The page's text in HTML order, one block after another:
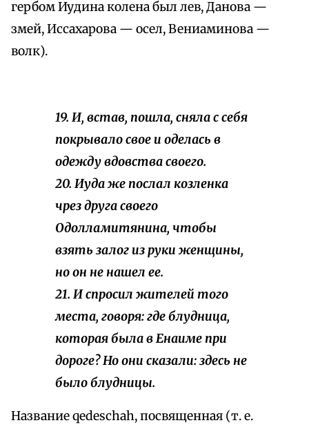
гербом Иудина колена был лев, Данова —
змей, Иссахарова — осел, Вениаминова —
волк).
19. И, встав, пошла, сняла с себя
покрывало свое и оделась в
одежду вдовства своего.
20. Иуда же послал козленка
чрез друга своего
Одолламитянина, чтобы
взять залог из руки женщины,
но он не нашел ее.
21. И спросил жителей того
места, говоря: где блудница,
которая былав Енаиме при
дороге? Но они сказали: здесь не
было блудницы.
Название qedeschah, посвященная (т. е.